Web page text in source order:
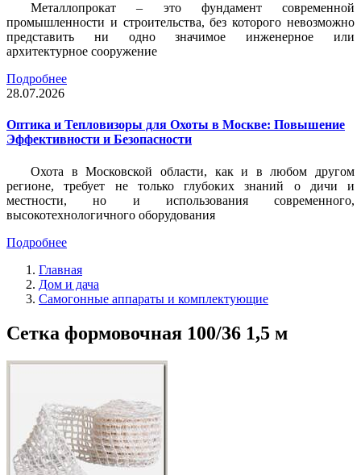
Металлопрокат – это фундамент современной
промышленности и строительства, без которого невозможно
представить ни одно значимое инженерное или
архитектурное сооружение
Подробнее
28.07.2026
Оптика и Тепловизоры для Охоты в Москве: Повышение
Эффективности и Безопасности
Охота в Московской области, как и в любом другом
регионе, требует не только глубоких знаний о дичи и
местности, но и использования современного,
высокотехнологичного оборудования
Подробнее
Главная
Дом и дача
Самогонные аппараты и комплектующие
Сетка формовочная 100/36 1,5 м